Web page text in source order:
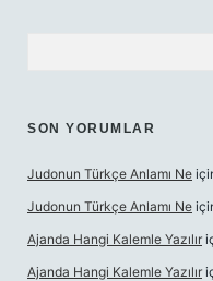
SON YORUMLAR
Judonun Türkçe Anlamı Ne
Judonun Türkçe Anlamı Ne
Ajanda Hangi Kalemle Yazılır
Ajanda Hangi Kalemle Yazılır